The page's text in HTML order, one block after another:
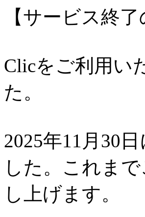
【サービス終
Clicをご利用い
た。
2025年11月30
した。これま
し上げます。